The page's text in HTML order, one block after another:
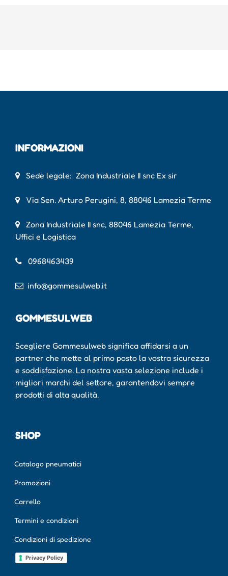
INFORMAZIONI
Sede legale: Zona Industriale II snc Ex sir
Via Sen. Arturo Perugini, 8, 88046 Lamezia Terme
Zona Industriale II snc, 88046 Lamezia Terme,
Uffici e Logistica
0968463439
info@gommesulweb.it
GOMMESULWEB
Scegliere Gommesulweb significa affidarsi a un
partner che mette al primo posto la vostra sicurezza
e soddisfazione. La nostra vasta selezione include i
migliori marchi del settore, garantendovi sempre
prodotti di alta qualità.
SHOP
Catalogo pneumatici
Promozioni
Carrello
Termini e condizioni
Condizioni di spedizione
Privacy Policy